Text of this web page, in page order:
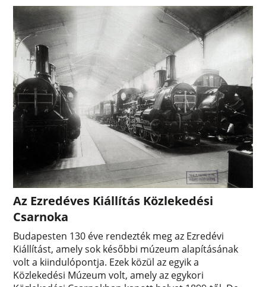
Az Ezredéves Kiállítás Közlekedési
Csarnoka
Budapesten 130 éve rendezték meg az Ezredévi
Kiállítást, amely sok későbbi múzeum alapításának
volt a kiindulópontja. Ezek közül az egyik a
Közlekedési Múzeum volt, amely az egykori